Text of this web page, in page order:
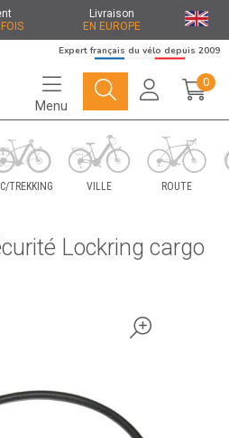
Livraison
EN EUROPE
de vélo
Expert français du vélo depuis 2009
Menu
0
TREKKING VILLE ROUTE
Lockring cargo